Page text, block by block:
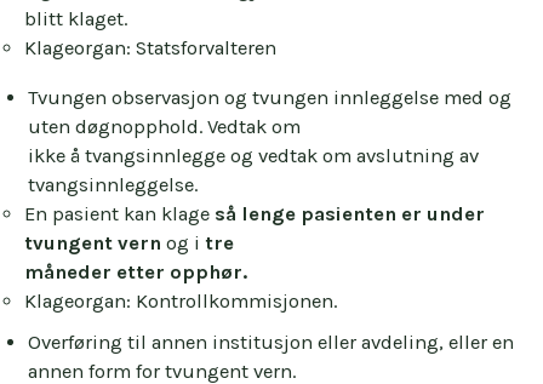
blitt klaget.
Klageorgan: Statsforvalteren
Tvungen observasjon og tvungen innleggelse med og
uten døgnopphold. Vedtak om
ikke å tvangsinnlegge og vedtak om avslutning av
tvangsinnleggelse.
En pasient kan klage så lenge pasienten er under
tvungent vern og i tre
måneder etter opphør.
Klageorgan: Kontrollkommisjonen.
Overføring til annen institusjon eller avdeling, eller en
annen form for tvungent vern.